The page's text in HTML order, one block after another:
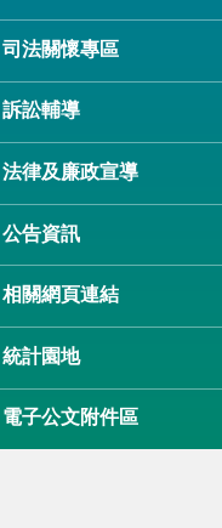
司法關懷專區
訴訟輔導
法律及廉政宣導
公告資訊
相關網頁連結
統計園地
電子公文附件區